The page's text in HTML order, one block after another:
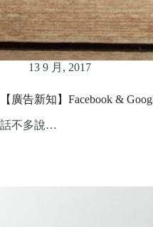
13 9 月, 2017
【廣告新知】Facebook &
話不多說…